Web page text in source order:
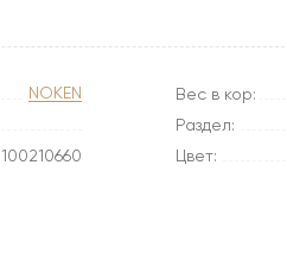
NOKEN
100210660
Вес в кор:
Раздел:
Цвет: